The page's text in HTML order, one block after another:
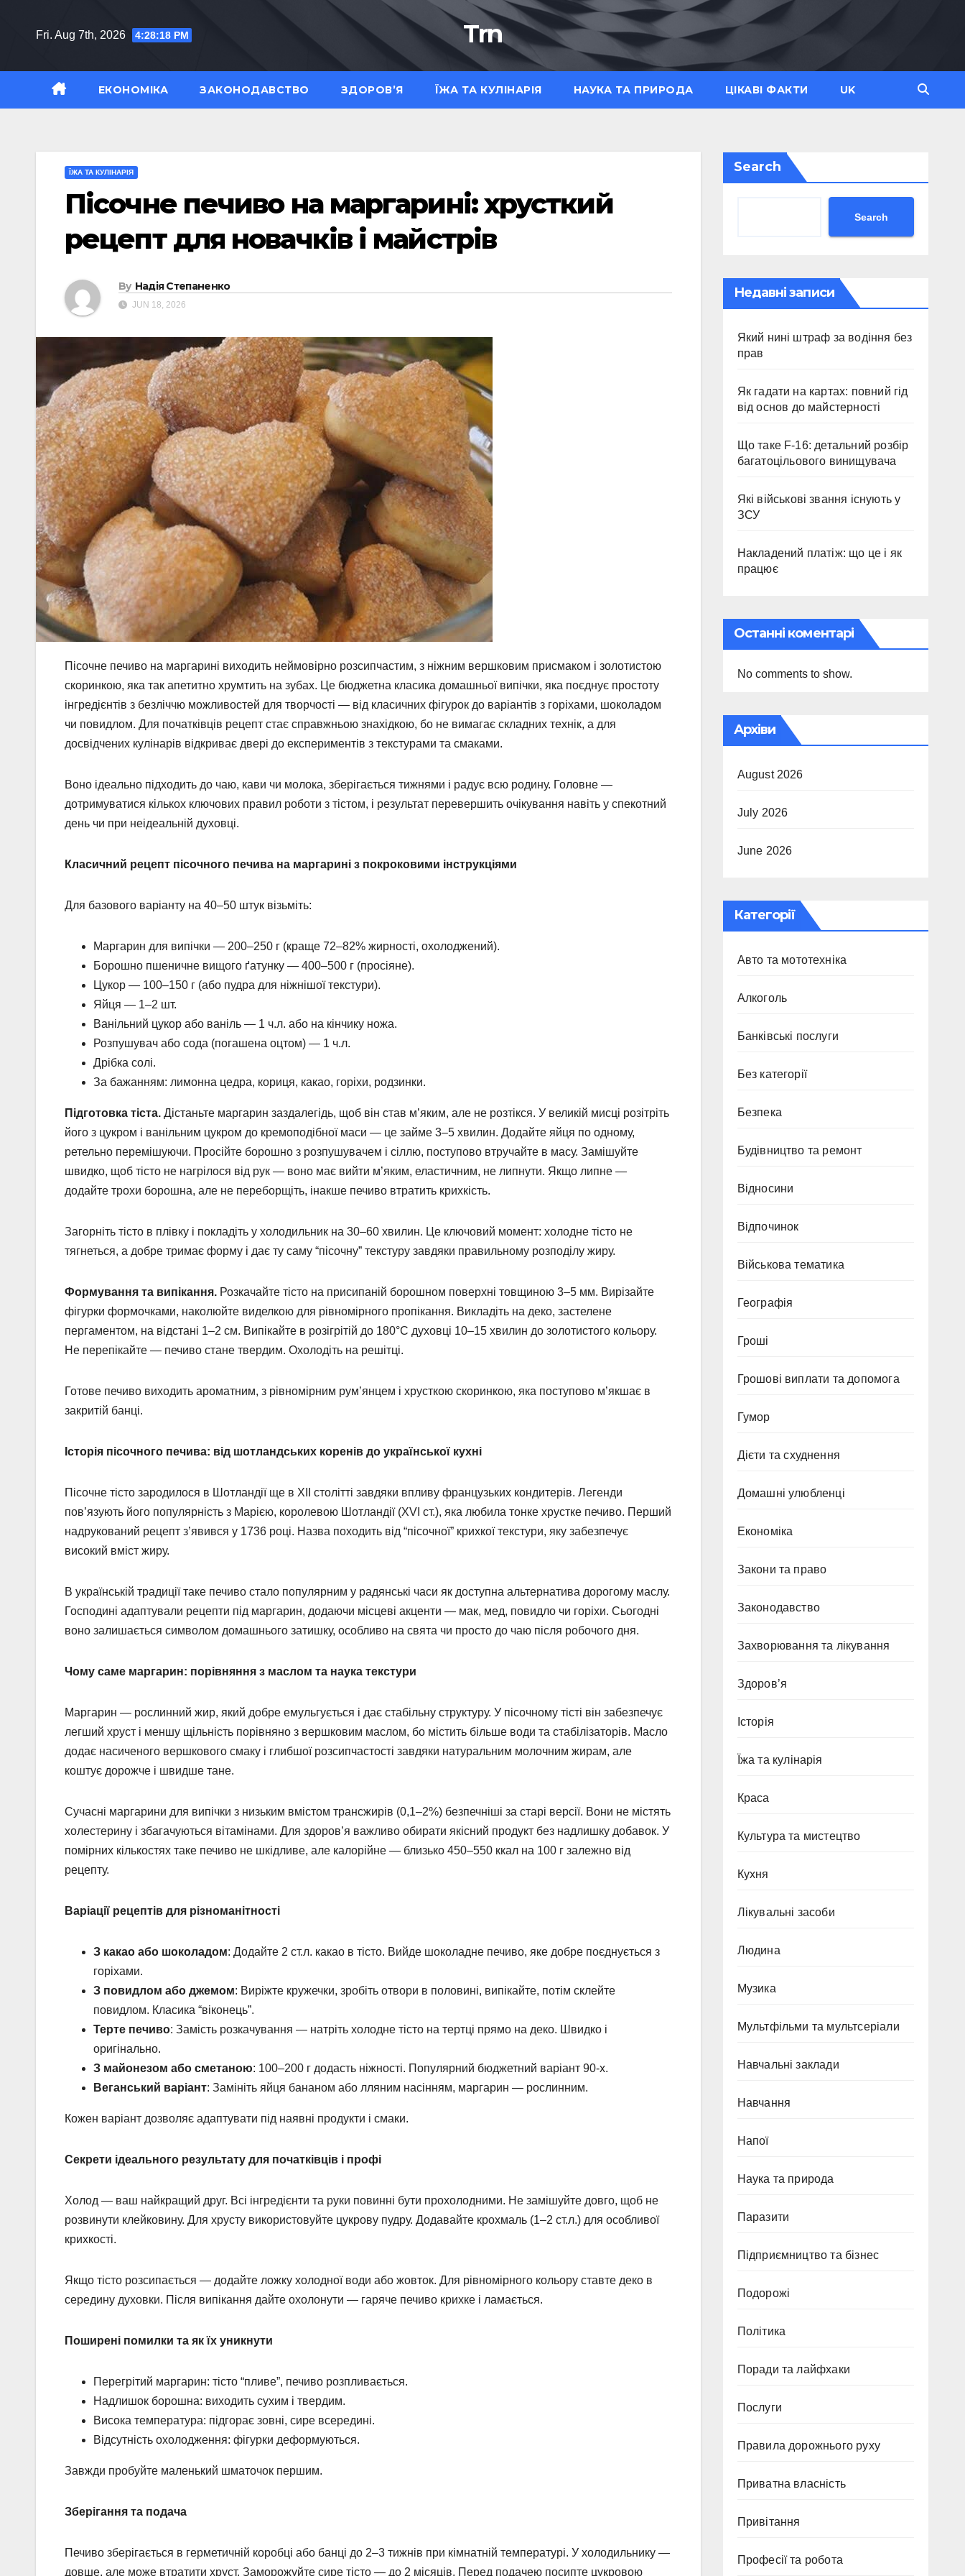
Fri. Aug 7th, 2026 4:28:19 PM Trn
ЕКОНОМІКА ЗАКОНОДАВСТВО ЗДОРОВ’Я ЇЖА ТА КУЛІНАРІЯ НАУКА ТА ПРИРОДА ЦІКАВІ ФАКТИ UK
ЇЖА ТА КУЛІНАРІЯ
Пісочне печиво на маргарині: хрусткий
рецепт для новачків і майстрів
By Надія Степаненко
JUN 18, 2026
Пісочне печиво на маргарині виходить неймовірно розсипчастим, з ніжним вершковим присмаком і золотистою
скоринкою, яка так апетитно хрумтить на зубах. Це бюджетна класика домашньої випічки, яка поєднує простоту
інгредієнтів з безліччю можливостей для творчості — від класичних фігурок до варіантів з горіхами, шоколадом
чи повидлом. Для початківців рецепт стає справжньою знахідкою, бо не вимагає складних технік, а для
досвідчених кулінарів відкриває двері до експериментів з текстурами та смаками.
Воно ідеально підходить до чаю, кави чи молока, зберігається тижнями і радує всю родину. Головне —
дотримуватися кількох ключових правил роботи з тістом, і результат перевершить очікування навіть у спекотний
день чи при неідеальній духовці.
Класичний рецепт пісочного печива на маргарині з покроковими інструкціями
Для базового варіанту на 40–50 штук візьміть:
Маргарин для випічки — 200–250 г (краще 72–82% жирності, охолоджений).
Борошно пшеничне вищого ґатунку — 400–500 г (просіяне).
Цукор — 100–150 г (або пудра для ніжнішої текстури).
Яйця — 1–2 шт.
Ванільний цукор або ваніль — 1 ч.л. або на кінчику ножа.
Розпушувач або сода (погашенa оцтом) — 1 ч.л.
Дрібка солі.
За бажанням: лимонна цедра, кориця, какао, горіхи, родзинки.
Підготовка тіста. Дістаньте маргарин заздалегідь, щоб він став м’яким, але не розтікся. У великій мисці розітріть
його з цукром і ванільним цукром до кремоподібної маси — це займе 3–5 хвилин. Додайте яйця по одному,
ретельно перемішуючи. Просійте борошно з розпушувачем і сіллю, поступово втручайте в масу. Замішуйте
швидко, щоб тісто не нагрілося від рук — воно має вийти м’яким, еластичним, не липнути. Якщо липне —
додайте трохи борошна, але не переборщіть, інакше печиво втратить крихкість.
Загорніть тісто в плівку і покладіть у холодильник на 30–60 хвилин. Це ключовий момент: холодне тісто не
тягнеться, а добре тримає форму і дає ту саму “пісочну” текстуру завдяки правильному розподілу жиру.
Формування та випікання. Розкачайте тісто на присипаній борошном поверхні товщиною 3–5 мм. Вирізайте
фігурки формочками, наколюйте виделкою для рівномірного пропікання. Викладіть на деко, застелене
пергаментом, на відстані 1–2 см. Випікайте в розігрітій до 180°C духовці 10–15 хвилин до золотистого кольору.
Не перепікайте — печиво стане твердим. Охолодіть на решітці.
Готове печиво виходить ароматним, з рівномірним рум’янцем і хрусткою скоринкою, яка поступово м’якшає в
закритій банці.
Історія пісочного печива: від шотландських коренів до української кухні
Пісочне тісто зародилося в Шотландії ще в XII столітті завдяки впливу французьких кондитерів. Легенди
пов’язують його популярність з Марією, королевою Шотландії (XVI ст.), яка любила тонке хрустке печиво. Перший
надрукований рецепт з’явився у 1736 році. Назва походить від “пісочної” крихкої текстури, яку забезпечує
високий вміст жиру.
В українській традиції таке печиво стало популярним у радянські часи як доступна альтернатива дорогому маслу.
Господині адаптували рецепти під маргарин, додаючи місцеві акценти — мак, мед, повидло чи горіхи. Сьогодні
воно залишається символом домашнього затишку, особливо на свята чи просто до чаю після робочого дня.
Чому саме маргарин: порівняння з маслом та наука текстури
Маргарин — рослинний жир, який добре емульгується і дає стабільну структуру. У пісочному тісті він забезпечує
легший хруст і меншу щільність порівняно з вершковим маслом, бо містить більше води та стабілізаторів. Масло
додає насиченого вершкового смаку і глибшої розсипчастості завдяки натуральним молочним жирам, але
коштує дорожче і швидше тане.
Сучасні маргарини для випічки з низьким вмістом трансжирів (0,1–2%) безпечніші за старі версії. Вони не містять
холестерину і збагачуються вітамінами. Для здоров’я важливо обирати якісний продукт без надлишку добавок. У
помірних кількостях таке печиво не шкідливе, але калорійне — близько 450–550 ккал на 100 г залежно від
рецепту.
Варіації рецептів для різноманітності
З какао або шоколадом: Додайте 2 ст.л. какао в тісто. Вийде шоколадне печиво, яке добре поєднується з
горіхами.
З повидлом або джемом: Виріжте кружечки, зробіть отвори в половині, випікайте, потім склейте
повидлом. Класика “віконець”.
Терте печиво: Замість розкачування — натріть холодне тісто на тертці прямо на деко. Швидко і
оригінально.
З майонезом або сметаною: 100–200 г додасть ніжності. Популярний бюджетний варіант 90-х.
Веганський варіант: Замініть яйця бананом або лляним насінням, маргарин — рослинним.
Кожен варіант дозволяє адаптувати під наявні продукти і смаки.
Секрети ідеального результату для початківців і профі
Холод — ваш найкращий друг. Всі інгредієнти та руки повинні бути прохолодними. Не замішуйте довго, щоб не
розвинути клейковину. Для хрусту використовуйте цукрову пудру. Додавайте крохмаль (1–2 ст.л.) для особливої
крихкості.
Якщо тісто розсипається — додайте ложку холодної води або жовток. Для рівномірного кольору ставте деко в
середину духовки. Після випікання дайте охолонути — гаряче печиво крихке і ламається.
Поширені помилки та як їх уникнути
Перегрітий маргарин: тісто “пливе”, печиво розпливається.
Надлишок борошна: виходить сухим і твердим.
Висока температура: підгорає зовні, сире всередині.
Відсутність охолодження: фігурки деформуються.
Завжди пробуйте маленький шматочок першим.
Зберігання та подача
Печиво зберігається в герметичній коробці або банці до 2–3 тижнів при кімнатній температурі. У холодильнику —
довше, але може втратити хруст. Заморожуйте сире тісто — до 2 місяців. Перед подачею посипте цукровою
Search
Search
Недавні записи
Який нині штраф за водіння без
прав
Як гадати на картах: повний гід
від основ до майстерності
Що таке F-16: детальний розбір
багатоцільового винищувача
Які військові звання існують у
ЗСУ
Накладений платіж: що це і як
працює
Останні коментарі
No comments to show.
Архіви
August 2026
July 2026
June 2026
Категорії
Авто та мототехніка
Алкоголь
Банківські послуги
Без категорії
Безпека
Будівництво та ремонт
Відносини
Відпочинок
Військова тематика
Географія
Гроші
Грошові виплати та допомога
Гумор
Дієти та схуднення
Домашні улюбленці
Економіка
Закони та право
Законодавство
Захворювання та лікування
Здоров’я
Історія
Їжа та кулінарія
Краса
Культура та мистецтво
Кухня
Лікувальні засоби
Людина
Музика
Мультфільми та мультсеріали
Навчальні заклади
Навчання
Напої
Наука та природа
Паразити
Підприємництво та бізнес
Подорожі
Політика
Поради та лайфхаки
Послуги
Правила дорожнього руху
Приватна власність
Привітання
Професії та робота